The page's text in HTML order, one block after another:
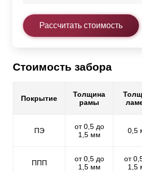
Рассчитать стоимость
Стоимость забора
Покрытие
Толщина
рамы
ПЭ
от 0,5 до
1,5 мм
0,5
ППП
от 0,5 до
1,5 мм
от
1,5